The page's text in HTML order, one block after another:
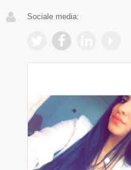
Sociale media: